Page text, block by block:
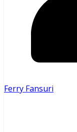
Ferry Fansuri